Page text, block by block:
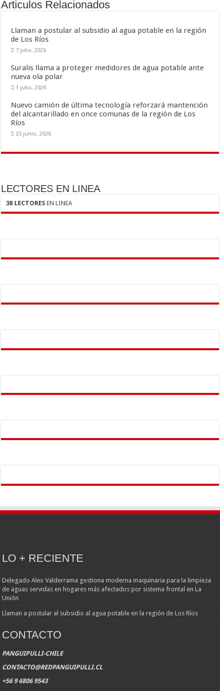
k
r
Articulos Relacionados
Llaman a postular al subsidio al agua potable en la región
de Los Ríos
7 julio, 2026
Suralis llama a proteger medidores de agua potable ante
nueva ola polar
1 julio, 2026
Nuevo camión de última tecnología reforzará mantención
del alcantarillado en once comunas de la región de Los
Ríos
25 junio, 2026
LECTORES EN LINEA
38 LECTORES EN LINEA
LO + RECIENTE
Delegado Alex Valderrama gestiona moderna maquinaria para la limpieza
de aguas servidas en hogares más afectados por sistema frontal en La
Unión
Llaman a postular al subsidio al agua potable en la región de Los Ríos
CONTACTO
PANGUIPULLI-CHILE
CONTACTO@REDPANGUIPULLI.CL
+56 9 6806 9543